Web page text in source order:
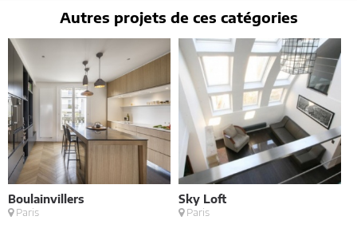
Autres projets de ces catégories
Boulainvillers
Paris
Sky Loft
Paris